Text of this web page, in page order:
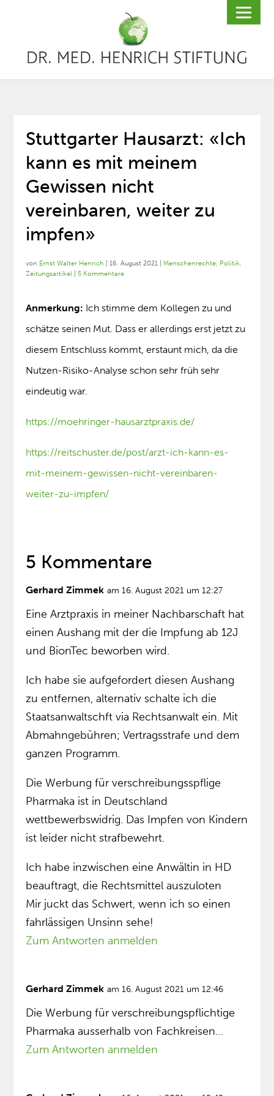
Stuttgarter Hausarzt: «Ich
kann es mit meinem
Gewissen nicht
vereinbaren, weiter zu
impfen»
von Ernst Walter Henrich |16. August 2021 Menschenrechte, Politik,
Zeitungsartikel |5 Kommentare
Anmerkung: Ich stimme dem Kollegen zu und
schätze seinen Mut. Dass er allerdings erst jetzt zu
diesem Entschluss kommt, erstaunt mich, da die
Nutzen-Risiko-Analyse schon sehr früh sehr
eindeutig war.
https://moehringer-hausarztpraxis.de/
https://reitschuster.de/post/arzt-ich-kann-es-
mit-meinem-gewissen-nicht-vereinbaren-
weiter-zu-impfen/
5 Kommentare
Gerhard Zimmek am 16. August 2021 um 12:27
Eine Arztpraxis in meiner Nachbarschaft hat
einen Aushang mit der die Impfung ab 12J
und BionTec beworben wird.
Ich habe sie aufgefordert diesen Aushang
zu entfernen, alternativ schalte ich die
Staatsanwaltschft via Rechtsanwalt ein. Mit
Abmahngebühren; Vertragsstrafe und dem
ganzen Programm.
Die Werbung für verschreibungsspflige
Pharmaka ist in Deutschland
wettbewerbswidrig. Das Impfen von Kindern
ist leider nicht strafbewehrt.
Ich habe inzwischen eine Anwältin in HD
beauftragt, die Rechtsmittel auszuloten
Mir juckt das Schwert, wenn ich so einen
fahrlässigen Unsinn sehe!
Zum Antworten anmelden
Gerhard Zimmek am 16. August 2021 um 12:46
Die Werbung für verschreibungspflichtige
Pharmaka ausserhalb von Fachkreisen…
Zum Antworten anmelden